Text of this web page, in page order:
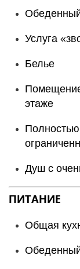
Услуга
Белье
этаже
Душ с
ПИТАНИЕ
Общая